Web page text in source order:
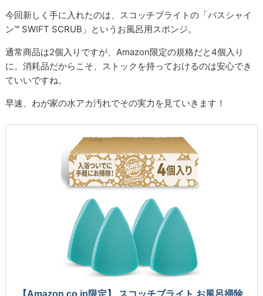
今回新しく手に入れたのは、スコッチブライトの「バスシャイ
ン™ SWIFT SCRUB」というお風呂用スポンジ。
通常商品は2個入りですが、Amazon限定の規格だと4個入り
に。消耗品だからこそ、ストックを持っておけるのは安心でき
ていいですね。
早速、わが家の水アカ汚れでその実力を見ていきます！
【Amazon.co.jp限定】 スコッチブライト お風呂掃除